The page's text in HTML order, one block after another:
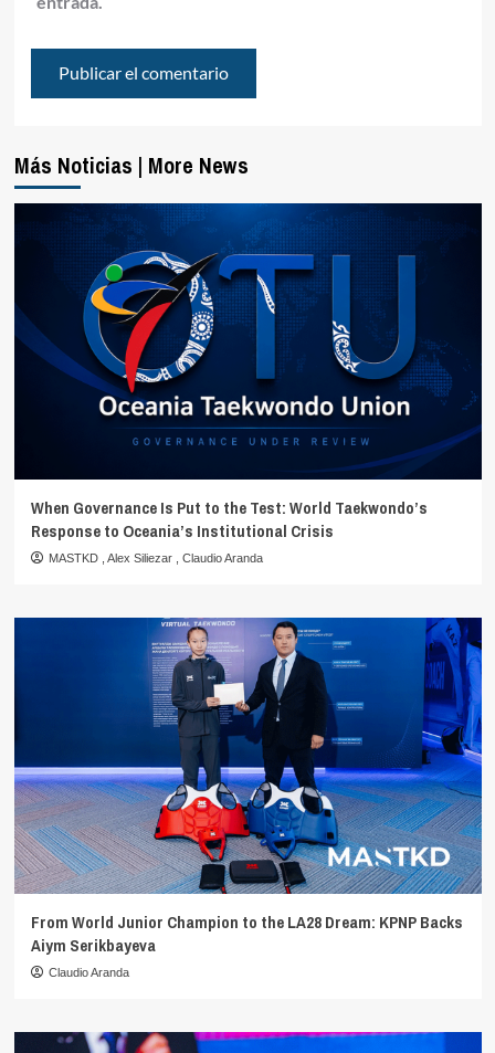
Más Noticias | More News
When Governance Is Put to the Test: World Taekwondo’s
Response to Oceania’s Institutional Crisis
MASTKD Alex Siliezar Claudio Aranda
From World Junior Champion to the LA28 Dream: KPNP Backs
Aiym Serikbayeva
Claudio Aranda